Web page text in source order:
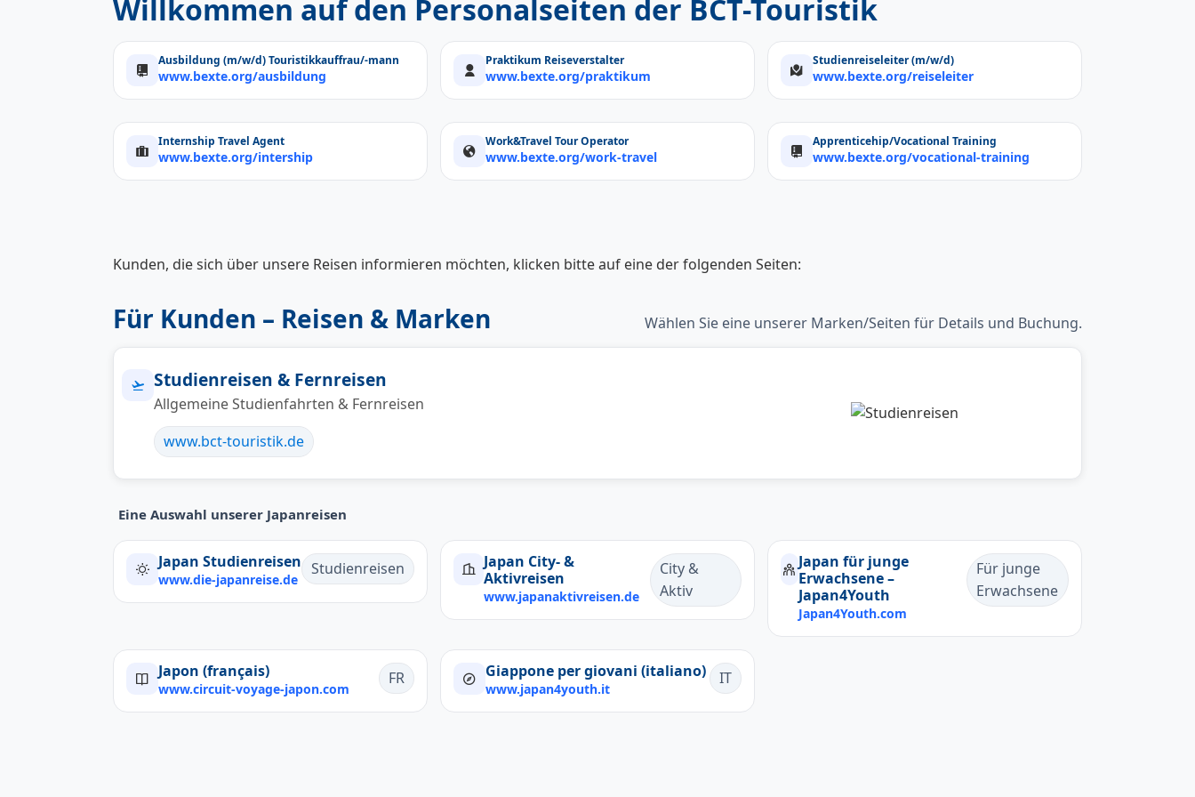
Willkommen auf den Personalseiten der BCT-Touristik
Ausbildung (m/w/d) Touristikkauffrau/-mann
www.bexte.org/ausbildung
Praktikum Reiseverstalter
www.bexte.org/praktikum
Studienreiseleiter (m/w/d)
www.bexte.org/reiseleiter
Internship Travel Agent
www.bexte.org/intership
Work&Travel Tour Operator
www.bexte.org/work-travel
Apprenticehip/Vocational Training
www.bexte.org/vocational-training
Kunden, die sich über unsere Reisen informieren möchten, klicken bitte auf eine der folgenden Seiten:
Für Kunden – Reisen & Marken Wählen Sie eine unserer Marken/Seiten für Details und Buchung.
Studienreisen & Fernreisen
Allgemeine Studienfahrten & Fernreisen
www.bct-touristik.de
Eine Auswahl unserer Japanreisen
Japan Studienreisen
www.die-japanreise.de
Studienreisen
Japan City- &
Aktivreisen
www.japanaktivreisen.de
City &
Aktiv
Japan für junge
Erwachsene –
Japan4Youth
Japan4Youth.com
Für junge
Erwachsene
Japon (français)
www.circuit-voyage-japon.com
FR Giappone per giovani (italiano)
www.japan4youth.it
IT